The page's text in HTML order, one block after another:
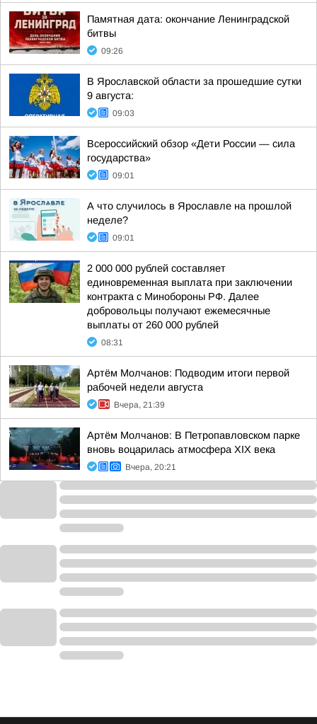
Памятная дата: окончание Ленинградской
битвы
09:26
В Ярославской области за прошедшие сутки
9 августа:
09:03
Всероссийский обзор «Дети России — сила
государства»
09:01
А что случилось в Ярославле на прошлой
неделе?
09:01
2 000 000 рублей составляет
единовременная выплата при заключении
контракта с Минобороны РФ. Далее
добровольцы получают ежемесячные
выплаты от 260 000 рублей
08:31
Артём Молчанов: Подводим итоги первой
рабочей недели августа
Вчера, 21:39
Артём Молчанов: В Петропавловском парке
вновь воцарилась атмосфера XIX века
Вчера, 20:21